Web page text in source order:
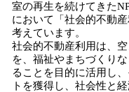
室の再生を続けてきた
において「社会的不動
考えています。
社会的不動産利用は、
を、福祉やまちづくり
ることを目的に活用し
トを獲得し、社会性と